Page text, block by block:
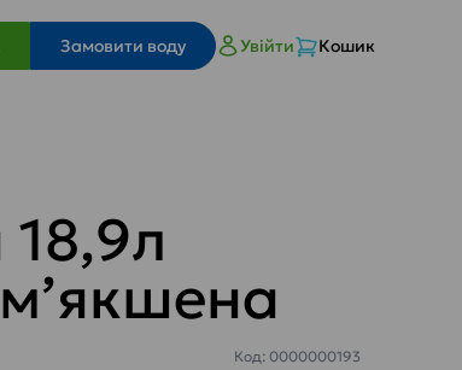
Замовити воду Увійти Кошик
Код: 0000000193